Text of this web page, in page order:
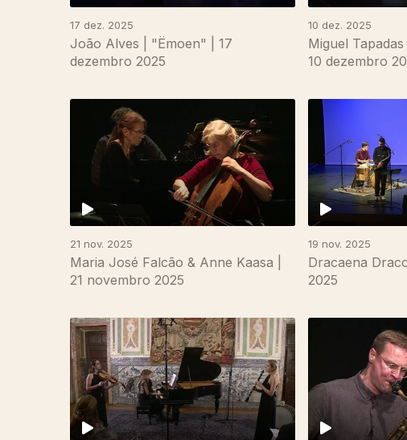
17 dez. 2025
João Alves | "Ëmoen" | 17
dezembro 2025
10 dez. 2025
Miguel
10 dezembro
21 nov. 2025
Maria José Falcão & Anne Kaasa |
21 novembro 2025
19 nov. 2025
Dracaena
2025